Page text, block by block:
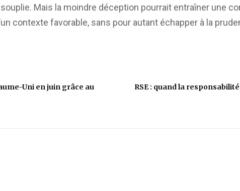
Mais la moindre déception pourrait entraîner une
contexte favorable, sans pour autant échapper à la
Uni en juin grâce au
RSE : quand la